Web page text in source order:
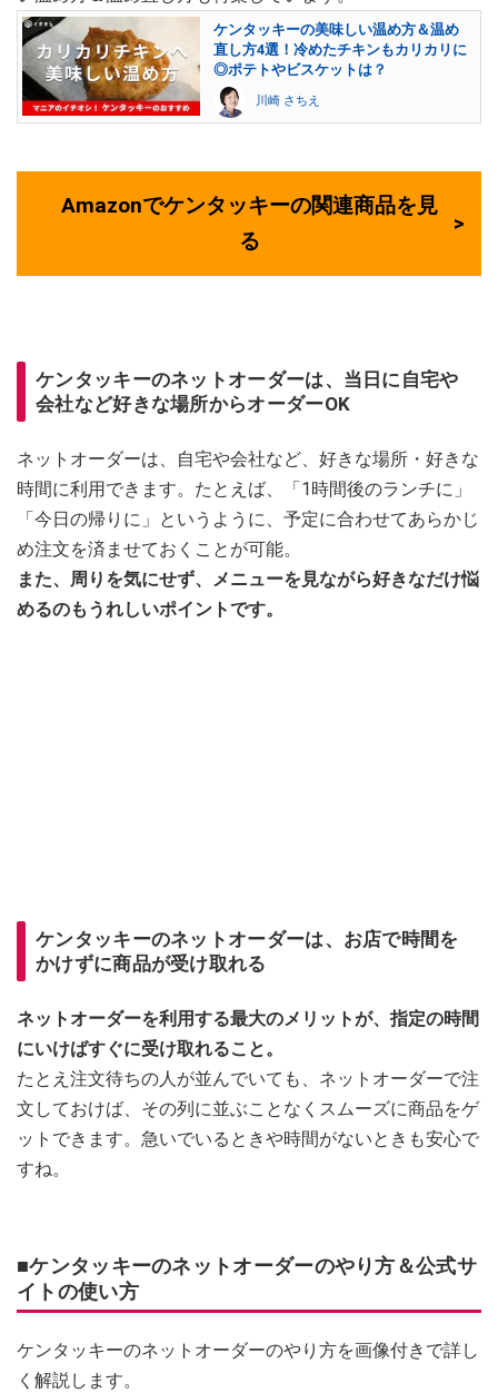
ケンタッキーの美味しい温め方＆温め
直し方4選！冷めたチキンもカリカリに
◎ポテトやビスケットは？
川崎 さちえ
Amazonでケンタッキーの関連商品を見
る
ケンタッキーのネットオーダーは、当日に自宅や
会社など好きな場所からオーダーOK
ネットオーダーは、自宅や会社など、好きな場所・好きな
時間に利用できます。たとえば、「1時間後のランチに」
「今日の帰りに」というように、予定に合わせてあらかじ
め注文を済ませておくことが可能。
また、周りを気にせず、メニューを見ながら好きなだけ悩
めるのもうれしいポイントです。
ケンタッキーのネットオーダーは、お店で時間を
かけずに商品が受け取れる
ネットオーダーを利用する最大のメリットが、指定の時間
にいけばすぐに受け取れること。
たとえ注文待ちの人が並んでいても、ネットオーダーで注
文しておけば、その列に並ぶことなくスムーズに商品をゲ
ットできます。急いでいるときや時間がないときも安心で
すね。
■ケンタッキーのネットオーダーのやり方＆公式サ
イトの使い方
ケンタッキーのネットオーダーのやり方を画像付きで詳し
く解説します。